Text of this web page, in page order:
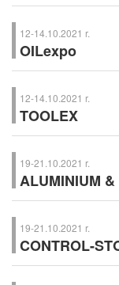
KOMPOZYT-EXPO–
Wyrobów
12-14.10.2021 r.
OILexpo
OILexpo– Targi
Przemysłu, Sosnowiec
12-14.10.2021 r.
TOOLEX
TOOLEX–
Obróbki, Sosnowiec
19-21.10.2021 r.
ALUMINIUM
ALUMINIUM &
Technologii,
19-21.10.2021 r.
CONTROL-
CONTROL-STOM–